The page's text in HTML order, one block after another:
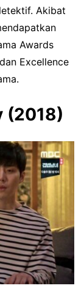
Akibat
Awards
Excellence
(2018)